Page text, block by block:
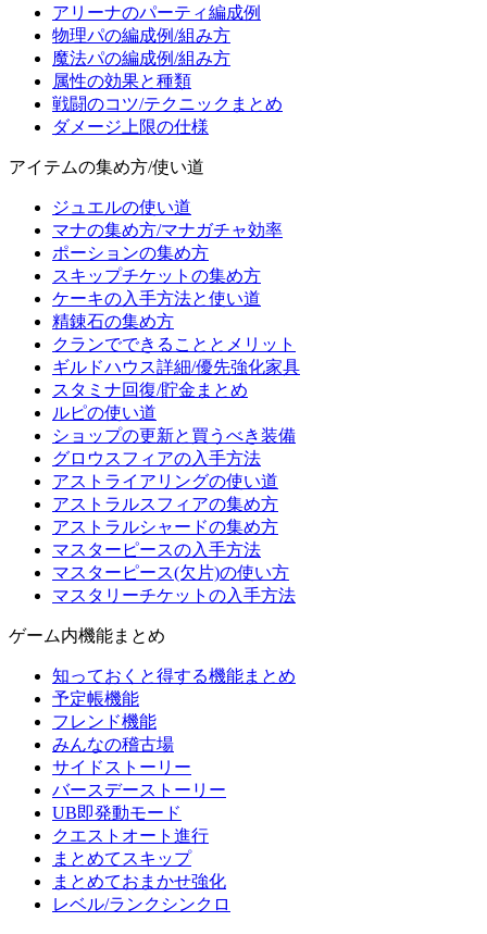
アリーナのパーティ編成例
物理パの編成例/組み方
魔法パの編成例/組み方
属性の効果と種類
戦闘のコツ/テクニックまとめ
ダメージ上限の仕様
アイテムの集め方/使い道
ジュエルの使い道
マナの集め方/マナガチャ効率
ポーションの集め方
スキップチケットの集め方
ケーキの入手方法と使い道
精錬石の集め方
クランでできることとメリット
ギルドハウス詳細/優先強化家具
スタミナ回復/貯金まとめ
ルピの使い道
ショップの更新と買うべき装備
グロウスフィアの入手方法
アストライアリングの使い道
アストラルスフィアの集め方
アストラルシャードの集め方
マスターピースの入手方法
マスターピース(欠片)の使い方
マスタリーチケットの入手方法
ゲーム内機能まとめ
知っておくと得する機能まとめ
予定帳機能
フレンド機能
みんなの稽古場
サイドストーリー
バースデーストーリー
UB即発動モード
クエストオート進行
まとめてスキップ
まとめておまかせ強化
レベル/ランクシンクロ